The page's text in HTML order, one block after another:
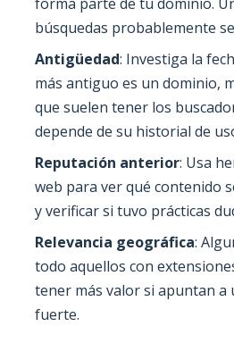
búsquedas probablemente
Antigüedad: Investiga la
más antiguo es un dominio,
que suelen tener los
depende de su historial de
Reputación anterior: Usa
web para ver qué contenido
y verificar si tuvo prácticas
Relevancia geográfica:
todo aquellos con
tener más valor si apuntan a
fuerte.